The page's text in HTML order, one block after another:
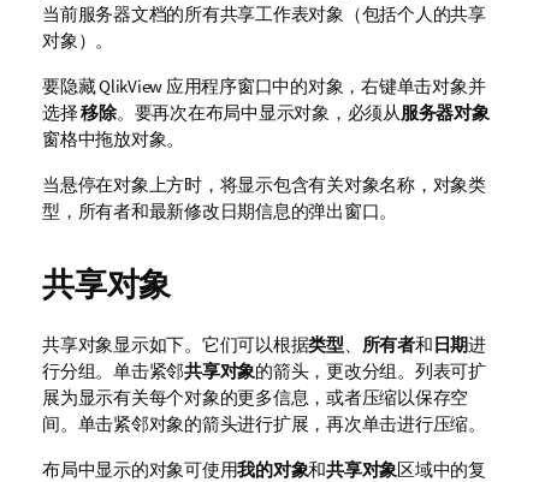
当前服务器文档的所有共享工作表对象（包括个人的共享
对象）。
要隐藏 QlikView 应用程序窗口中的对象，右键单击对象并
选择移除。要再次在布局中显示对象，必须从服务器对象
窗格中拖放对象。
当悬停在对象上方时，将显示包含有关对象名称，对象类
型，所有者和最新修改日期信息的弹出窗口。
共享对象
共享对象显示如下。它们可以根据类型、 所有者和日期进
行分组。单击紧邻共享对象的箭头，更改分组。列表可扩
展为显示有关每个对象的更多信息，或者压缩以保存空
间。单击紧邻对象的箭头进行扩展，再次单击进行压缩。
布局中显示的对象可使用我的对象和共享对象区域中的复